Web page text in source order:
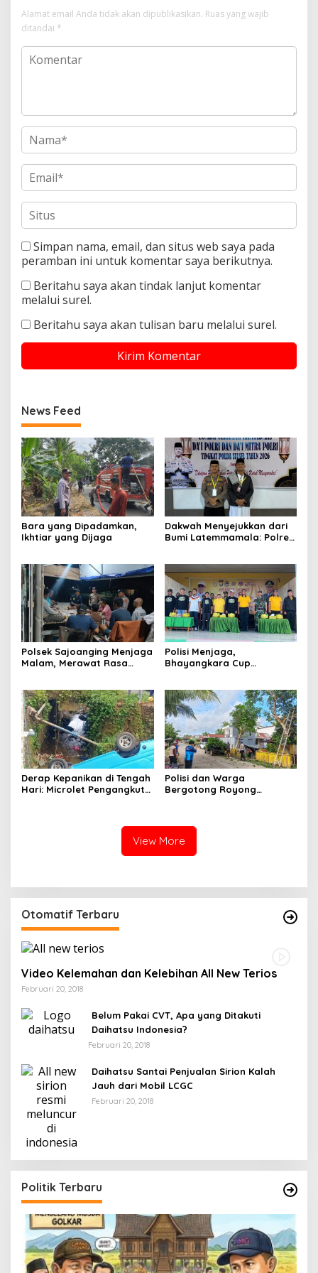
Alamat email Anda tidak akan dipublikasikan. Ruas yang wajib
ditandai *
Simpan nama, email, dan situs web saya pada
peramban ini untuk komentar saya berikutnya.
Beritahu saya akan tindak lanjut komentar
melalui surel.
Beritahu saya akan tulisan baru melalui surel.
News Feed
Bara yang Dipadamkan,
Ikhtiar yang Dijaga
Dakwah Menyejukkan dari
Bumi Latemmamala: Polres
Polda Sulsel
Polsek Sajoanging Menjaga
Malam, Merawat Rasa
Polisi Menjaga,
Bhayangkara Cup
Derap Kepanikan di Tengah
Hari: Microlet Pengangkut
Polisi dan Warga
Bergotong Royong
View More
Otomatif Terbaru
Video Kelemahan dan Kelebihan All New Terios
Februari 20, 2018
Belum Pakai CVT, Apa yang Ditakuti
Daihatsu Indonesia?
Februari 20, 2018
Daihatsu Santai Penjualan Sirion Kalah
Jauh dari Mobil LCGC
Februari 20, 2018
Politik Terbaru